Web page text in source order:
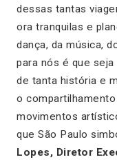
dessas tantas
ora tranquilas e
dança, da música,
para nós é que
de tanta história e
o
movimentos
que São Paulo
Lopes, Diretor